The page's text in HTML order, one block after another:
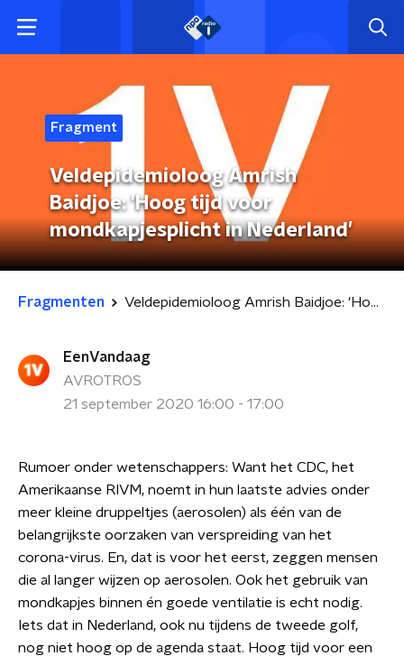
Fragment
Veldepidemioloog Amrish
Baidjoe: 'Hoog tijd voor
mondkapjesplicht in Nederland'
Fragmenten Veldepidemioloog Amrish Baidjoe: 'Hoog tijd voor mondkapjesplicht in Nederland'
EenVandaag
AVROTROS
21 september 2020 16:00 - 17:00
Rumoer onder wetenschappers: Want het CDC, het
Amerikaanse RIVM, noemt in hun laatste advies onder
meer kleine druppeltjes (aerosolen) als één van de
belangrijkste oorzaken van verspreiding van het
corona-virus. En, dat is voor het eerst, zeggen mensen
die al langer wijzen op aerosolen. Ook het gebruik van
mondkapjes binnen én goede ventilatie is echt nodig.
Iets dat in Nederland, ook nu tijdens de tweede golf,
nog niet hoog op de agenda staat. Hoog tijd voor een